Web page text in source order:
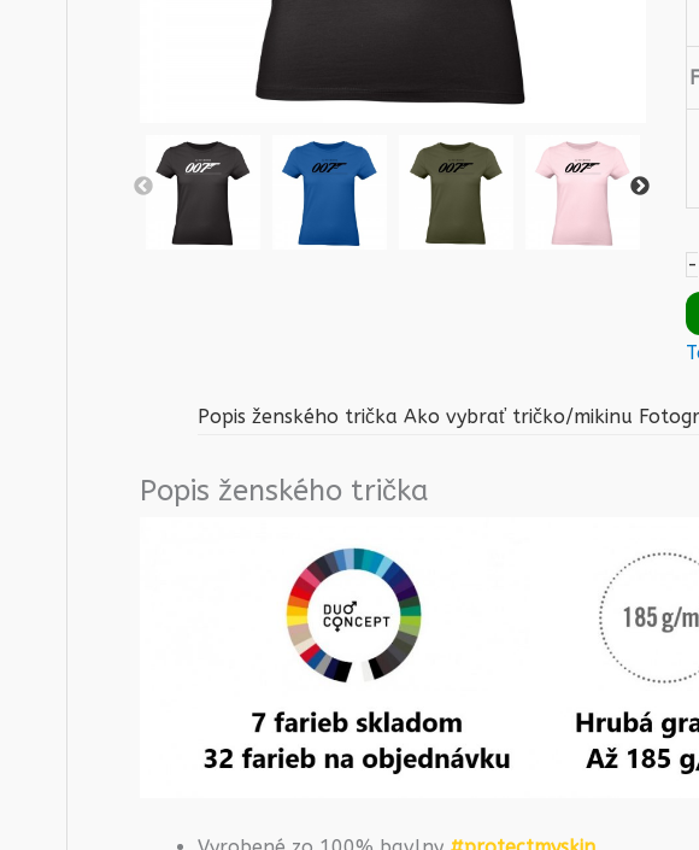
-
Popis ženského trička Ako vybrať tričko/mikinu
Popis ženského trička